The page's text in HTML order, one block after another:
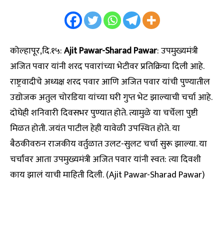
कोल्हापूर,दि.१५:Ajit Pawar-Sharad Pawar: उपमुख्यमंत्री
अजित पवार यांनी शरद पवारांच्या भेटीवर प्रतिक्रिया दिली आहे.
राष्ट्रवादीचे अध्यक्ष शरद पवार आणि अजित पवार यांची पुण्यातील
उद्योजक अतुल चोरडिया यांच्या घरी गुप्त भेट झाल्याची चर्चा आहे.
दोघेही शनिवारी दिवसभर पुण्यात होते. त्यामुळे या चर्चेला पुष्टी
मिळत होती. जयंत पाटील हेही यावेळी उपस्थित होते. या
बैठकीवरुन राजकीय वर्तुळात उलट-सुलट चर्चा सुरू झाल्या. या
चर्चांवर आता उपमुख्यमंत्री अजित पवार यांनी स्वत: त्या दिवशी
काय झालं याची माहिती दिली. (Ajit Pawar-Sharad Pawar)